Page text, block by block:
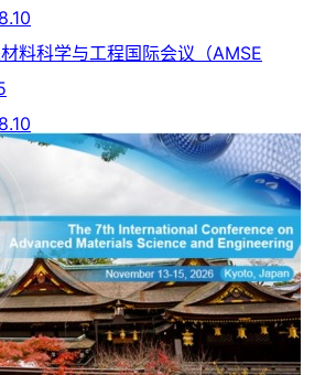
料科学与工程国际会议 （AMSE